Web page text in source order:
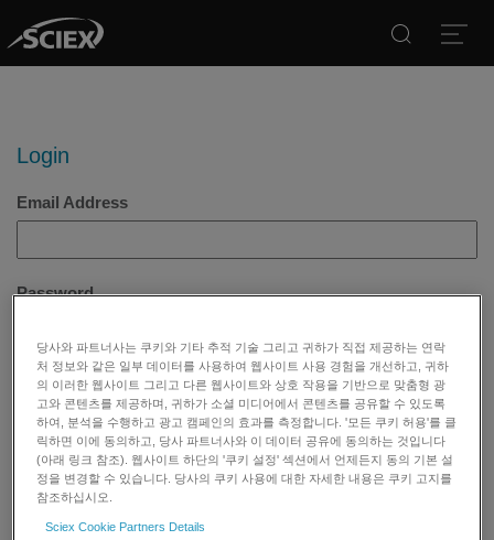
Login
Email Address
Password
Remember Me
Forgot Password?
당사와 파트너사는 쿠키와 기타 추적 기술 그리고 귀하가 직접 제공하는 연락
처 정보와 같은 일부 데이터를 사용하여 웹사이트 사용 경험을 개선하고, 귀하
의 이러한 웹사이트 그리고 다른 웹사이트와 상호 작용을 기반으로 맞춤형 광
고와 콘텐츠를 제공하며, 귀하가 소셜 미디어에서 콘텐츠를 공유할 수 있도록
하여, 분석을 수행하고 광고 캠페인의 효과를 측정합니다. '모든 쿠키 허용'를 클
릭하면 이에 동의하고, 당사 파트너사와 이 데이터 공유에 동의하는 것입니다
(아래 링크 참조). 웹사이트 하단의 '쿠키 설정' 섹션에서 언제든지 동의 기본 설
정을 변경할 수 있습니다. 당사의 쿠키 사용에 대한 자세한 내용은 쿠키 고지를
참조하십시오.
Sciex Cookie Partners Details